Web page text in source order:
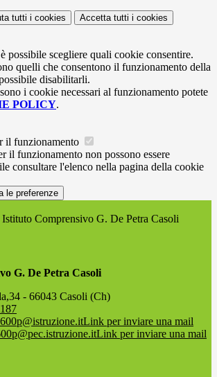
tutti i cookies Accetta tutti i cookies
possibile scegliere quali cookie consentire.
quelli che consentono il funzionamento della
disabilitarli.
i cookie necessari al funzionamento potete
POLICY.
il funzionamento
il funzionamento non possono essere
consultare l'elenco nella pagina della cookie
le preferenze
Istituto Comprensivo G. De Petra Casoli
G. De Petra Casoli
- 66043 Casoli (Ch)
Link per inviare una mail
Link per inviare una mail